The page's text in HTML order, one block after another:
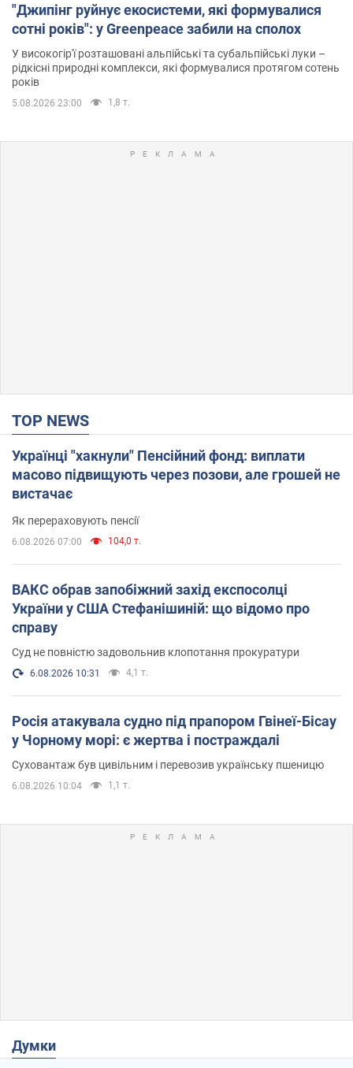
"Джипінг руйнує екосистеми, які формувалися
сотні років": у Greenpeace забили на сполох
У високогір'ї розташовані альпійські та субальпійські луки –
рідкісні природні комплекси, які формувалися протягом сотень
років
5.08.2026 23:00 1,8 т.
TOP NEWS
Українці "хакнули" Пенсійний фонд: виплати
масово підвищують через позови, але грошей не
вистачає
Як перераховують пенсії
6.08.2026 07:00 104,0 т.
ВАКС обрав запобіжний захід експосолці
України у США Стефанішиній: що відомо про
справу
Суд не повністю задовольнив клопотання прокуратури
6.08.2026 10:31 4,1 т.
Росія атакувала судно під прапором Гвінеї-Бісау
у Чорному морі: є жертва і постраждалі
Суховантаж був цивільним і перевозив українську пшеницю
6.08.2026 10:04 1,1 т.
Думки